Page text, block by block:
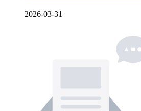
2026-03-31